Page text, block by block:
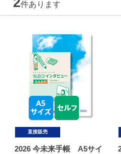
件あります
直接販売
2026 今未来手帳 A5サイ